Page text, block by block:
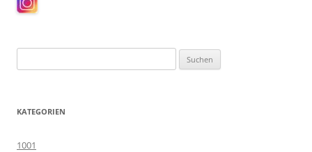
nach:
KATEGORIEN
1001